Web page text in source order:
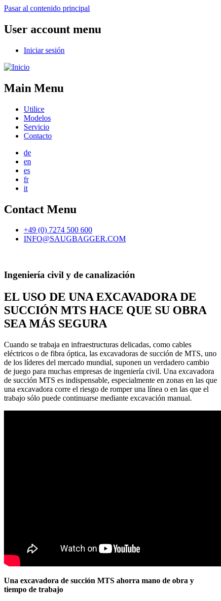
Pasar al contenido principal
User account menu
Iniciar sesión
Main Menu
Utilice
Modelos
Servicio
Contacto
de
en
es
fr
it
Contact Menu
+49 (0) 7274 500 600
INFO@SAUGBAGGER.COM
Ingeniería civil y de canalización
EL USO DE UNA EXCAVADORA DE
SUCCIÓN MTS HACE QUE SU OBRA
SEA MÁS SEGURA
Cuando se trabaja en infraestructuras delicadas, como cables
eléctricos o de fibra óptica, las excavadoras de succión de MTS, uno
de los líderes del mercado mundial, suponen un verdadero cambio
de juego para muchas empresas de ingeniería civil. Una excavadora
de succión MTS es indispensable, especialmente en zonas en las que
una excavadora corre el riesgo de romper una línea o en las que el
trabajo sólo puede continuarse mediante excavación manual.
Una excavadora de succión MTS ahorra mano de obra y
tiempo de trabajo